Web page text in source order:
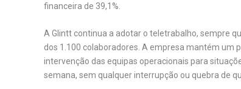
financeira de 39,1%.
A Glintt continua a adotar o teletrabalho, sempre
dos 1.100 colaboradores. A empresa mantém um
intervenção das equipas operacionais para
semana, sem qualquer interrupção ou quebra de